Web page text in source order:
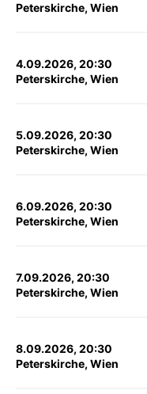
Peterskirche, Wien
4.09.2026, 20:30
Peterskirche, Wien
5.09.2026, 20:30
Peterskirche, Wien
6.09.2026, 20:30
Peterskirche, Wien
7.09.2026, 20:30
Peterskirche, Wien
8.09.2026, 20:30
Peterskirche, Wien